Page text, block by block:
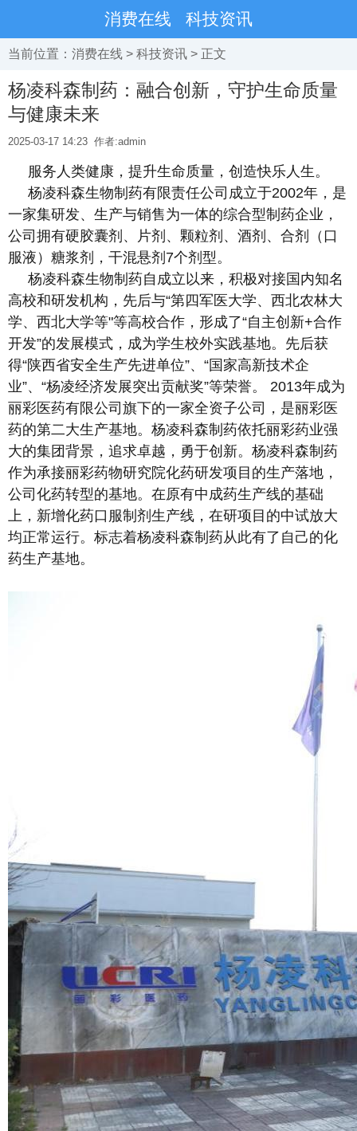
消费在线 科技资讯
当前位置： 消费在线 > 科技资讯 > 正文
杨凌科森制药：融合创新，守护生命质量
与健康未来
2025-03-17 14:23 作者:admin
服务人类健康，提升生命质量，创造快乐人生。
杨凌科森生物制药有限责任公司成立于2002年，是
一家集研发、生产与销售为一体的综合型制药企业，
公司拥有硬胶囊剂、片剂、颗粒剂、酒剂、合剂（口
服液）糖浆剂，干混悬剂7个剂型。
杨凌科森生物制药自成立以来，积极对接国内知名
高校和研发机构，先后与“第四军医大学、西北农林大
学、西北大学等"等高校合作，形成了“自主创新+合作
开发”的发展模式，成为学生校外实践基地。先后获
得“陕西省安全生产先进单位”、“国家高新技术企
业”、“杨凌经济发展突出贡献奖”等荣誉。 2013年成为
丽彩医药有限公司旗下的一家全资子公司，是丽彩医
药的第二大生产基地。杨凌科森制药依托丽彩药业强
大的集团背景，追求卓越，勇于创新。杨凌科森制药
作为承接丽彩药物研究院化药研发项目的生产落地，
公司化药转型的基地。在原有中成药生产线的基础
上，新增化药口服制剂生产线，在研项目的中试放大
均正常运行。标志着杨凌科森制药从此有了自己的化
药生产基地。